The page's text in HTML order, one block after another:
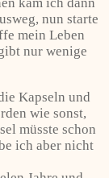
kam ich dann
nun starte
mein Leben
nur wenige
Kapseln und
wie sonst,
müsste schon
ich aber nicht